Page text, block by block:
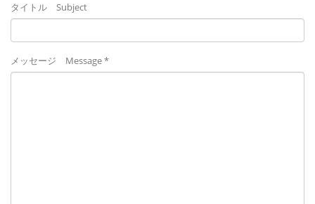
タイトル Subject
メッセージ Message *